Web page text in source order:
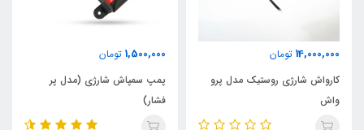
14,000,000 تومان
کارواش شارژی روستیک مدل پرو
واش
1,500,000 تومان
پمپ سمپاش شارژی (مدل پر
فشار)